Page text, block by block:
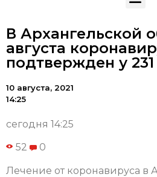
В Архангельской
августа
подтвержден у
10 августа, 2021
14:25
сегодня 14:25
52 0
Лечение от коронавируса в